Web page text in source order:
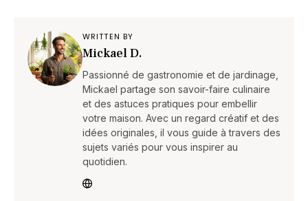
WRITTEN BY
Mickael D.
Passionné de gastronomie et de jardinage,
Mickael partage son savoir-faire culinaire
et des astuces pratiques pour embellir
votre maison. Avec un regard créatif et des
idées originales, il vous guide à travers des
sujets variés pour vous inspirer au
quotidien.